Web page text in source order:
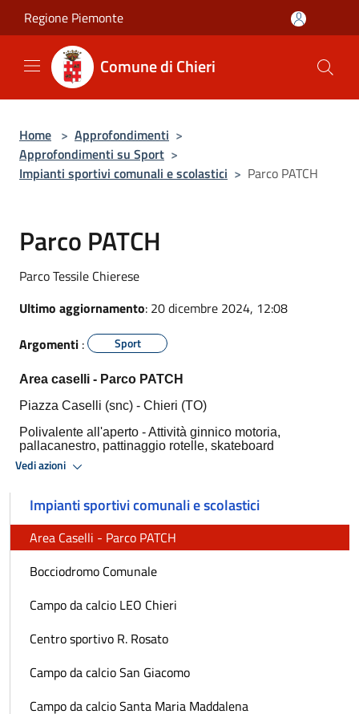
Salta al contenuto principale
Regione Piemonte
Comune di Chieri
Home > Approfondimenti >
Approfondimenti su Sport >
Impianti sportivi comunali e scolastici > Parco PATCH
Parco PATCH
Parco Tessile Chierese
Ultimo aggiornamento: 20 dicembre 2024, 12:08
Argomenti : Sport
Area caselli - Parco PATCH
Piazza Caselli (snc) - Chieri (TO)
Polivalente all'aperto -Attività ginnico motoria,
pallacanestro, pattinaggio rotelle, skateboard
Vedi azioni
Impianti sportivi comunali e scolastici
Area Caselli - Parco PATCH
Bocciodromo Comunale
Campo da calcio LEO Chieri
Centro sportivo R. Rosato
Campo da calcio San Giacomo
Campo da calcio Santa Maria Maddalena